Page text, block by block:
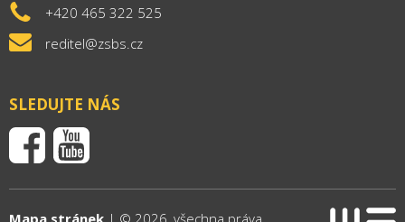
+420 465 322 525
reditel@zsbs.cz
SLEDUJTE NÁS
Mapa stránek | © 2026, všechna práva